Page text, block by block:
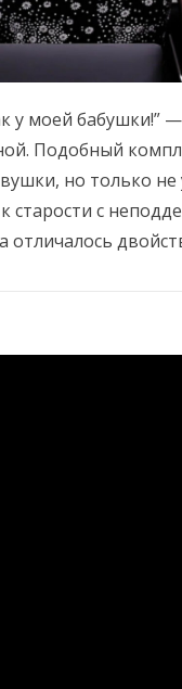
у моей бабушки!”
Подобный
но только
старости с